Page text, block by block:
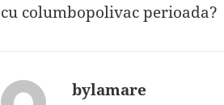
cu columbopolivac perioada?
bylamare